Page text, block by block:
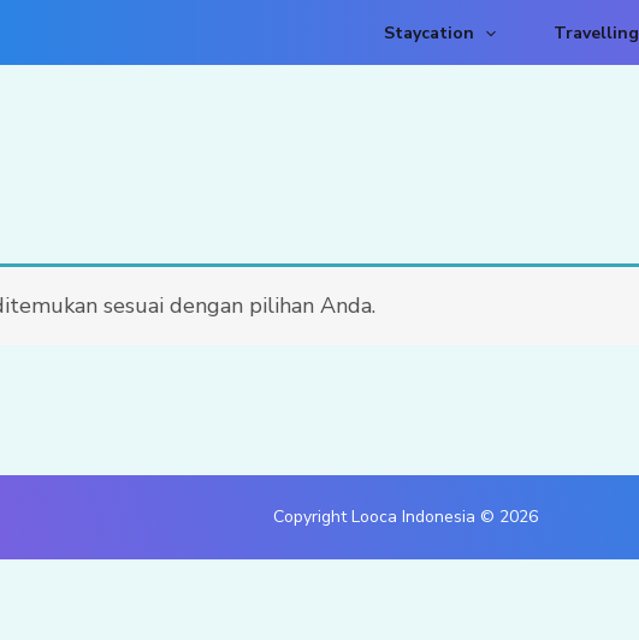
Staycation Travelling
sesuai dengan pilihan Anda.
Copyright Looca Indonesia © 2026